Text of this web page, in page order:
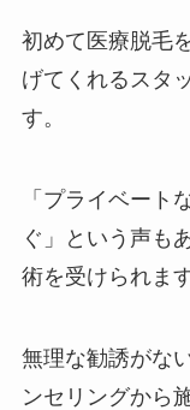
初めて医療脱毛
げてくれるスタ
す。
「プライベート
ぐ」という声も
術を受けられます
無理な勧誘がな
ンセリングから